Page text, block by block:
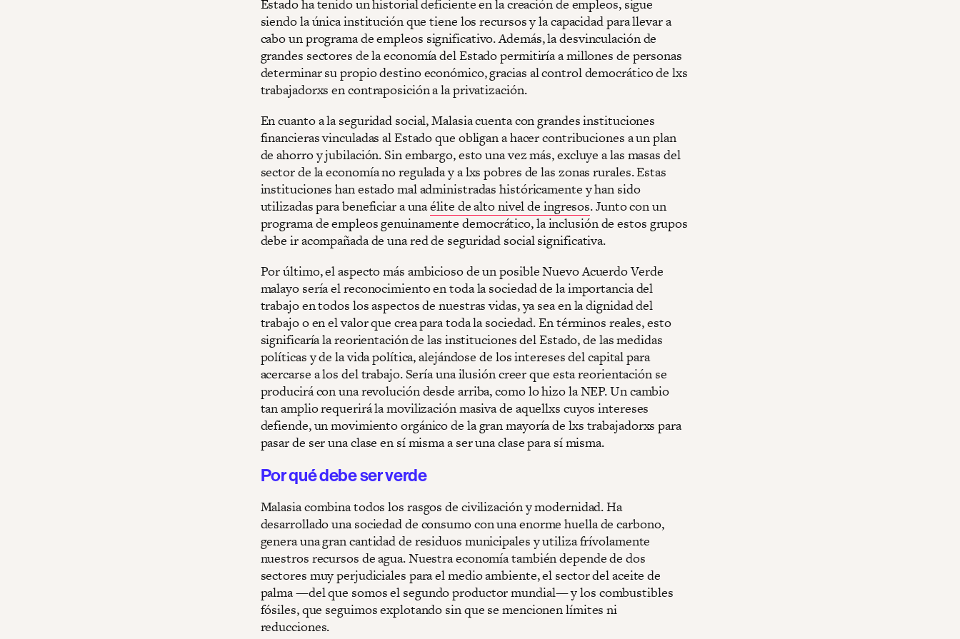
Estado ha tenido un historial deficiente en la creación de empleos, sigue
siendo la única institución que tiene los recursos y la capacidad para llevar a
cabo un programa de empleos significativo. Además, la desvinculación de
grandes sectores de la economía del Estado permitiría a millones de personas
determinar su propio destino económico, gracias al control democrático de lxs
trabajadorxs en contraposición a la privatización.
En cuanto a la seguridad social, Malasia cuenta con grandes instituciones
financieras vinculadas al Estado que obligan a hacer contribuciones a un plan
de ahorro y jubilación. Sin embargo, esto una vez más, excluye a las masas del
sector de la economía no regulada y a lxs pobres de las zonas rurales. Estas
instituciones han estado mal administradas históricamente y han sido
utilizadas para beneficiar a unaélite de alto nivel de ingresos. Junto con un
programa de empleos genuinamente democrático, la inclusión de estos grupos
debe ir acompañada de una red de seguridad social significativa.
Por último, el aspecto más ambicioso de un posible Nuevo Acuerdo Verde
malayo sería el reconocimiento en toda la sociedad de la importancia del
trabajo en todos los aspectos de nuestras vidas, ya sea en la dignidad del
trabajo o en el valor que crea para toda la sociedad. En términos reales, esto
significaría la reorientación de las instituciones del Estado, de las medidas
políticas y de la vida política, alejándose de los intereses del capital para
acercarse a los del trabajo. Sería una ilusión creer que esta reorientación se
producirá con una revolución desde arriba, como lo hizo la NEP. Un cambio
tan amplio requerirá la movilización masiva de aquellxs cuyos intereses
defiende, un movimiento orgánico de la gran mayoría de lxs trabajadorxs para
pasar de ser una clase en sí misma a ser una clase para sí misma.
Por qué debe ser verde
Malasia combina todos los rasgos de civilización y modernidad. Ha
desarrollado una sociedad de consumo con una enorme huella de carbono,
genera una gran cantidad de residuos municipales y utiliza frívolamente
nuestros recursos de agua. Nuestra economía también depende de dos
sectores muy perjudiciales para el medio ambiente, el sector del aceite de
palma —del que somos el segundo productor mundial— y los combustibles
fósiles, que seguimos explotando sin que se mencionen límites ni
reducciones.